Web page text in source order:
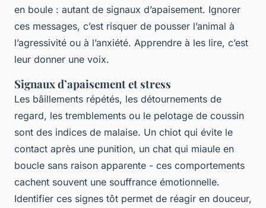
en boule : autant de signaux d’apaisement. Ignorer
ces messages, c’est risquer de pousser l’animal à
l’agressivité ou à l’anxiété. Apprendre à les lire, c’est
leur donner une voix.
Signaux d’apaisement et stress
Les bâillements répétés, les détournements de
regard, les tremblements ou le pelotage de coussin
sont des indices de malaise. Un chiot qui évite le
contact après une punition, un chat qui miaule en
boucle sans raison apparente - ces comportements
cachent souvent une souffrance émotionnelle.
Identifier ces signes tôt permet de réagir en douceur,